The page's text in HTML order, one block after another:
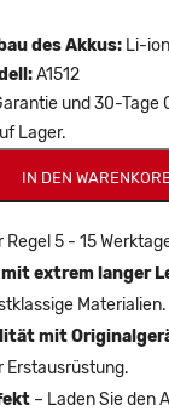
des Akkus: Li-ion
A1512
und 30-Tage
Lager.
IN DEN
Regel 5 - 15
extrem langer
Materialien.
mit
Erstausrüstung.
– Laden Sie den